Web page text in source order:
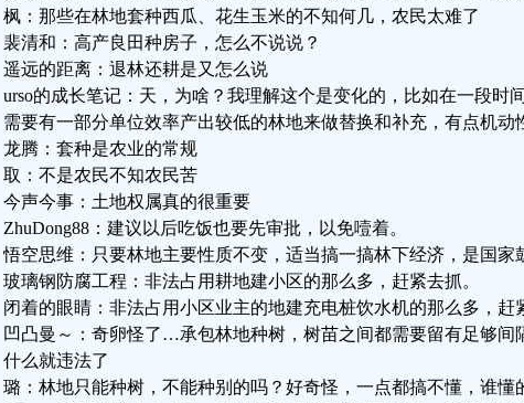
枫：那些在林地套种西瓜、花生玉米的不知何几，农民太难了
裴清和：高产良田种房子，怎么不说说？
遥远的距离：退林还耕是又怎么说
urso的成长笔记：天，为啥？我理解这个是变化的，比如在一段时
需要有一部分单位效率产出较低的林地来做替换和补充，有点机动
龙腾：套种是农业的常规
取：不是农民不知农民苦
今声今事：土地权属真的很重要
ZhuDong88：建议以后吃饭也要先审批，以免噎着。
悟空思维：只要林地主要性质不变，适当搞一搞林下经济，是国家
玻璃钢防腐工程：非法占用耕地建小区的那么多，赶紧去抓。
闭着的眼睛：非法占用小区业主的地建充电桩饮水机的那么多，赶
凹凸曼～：奇卵怪了…承包林地种树，树苗之间都需要留有足够间
什么就违法了
璐：林地只能种树，不能种别的吗？好奇怪，一点都搞不懂，谁懂